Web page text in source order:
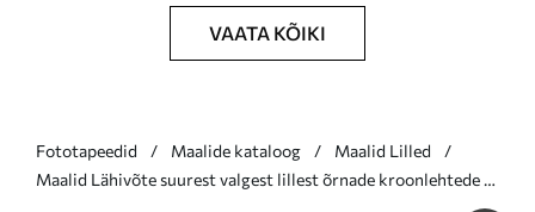
VAATA KÕIKI
Fototapeedid Maalide kataloog
Maalid Lilled
Maalid Lähivõte suurest valgest lillest õrnade kroonlehtede ja